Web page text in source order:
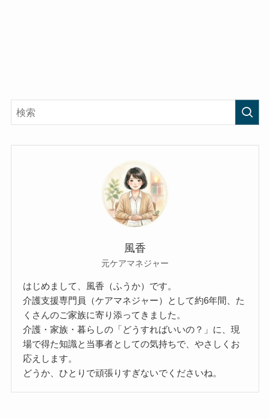
風香
元ケアマネジャー
はじめまして、風香（ふうか）です。
介護支援専門員（ケアマネジャー）として約6年間、た
くさんのご家族に寄り添ってきました。
介護・家族・暮らしの「どうすればいいの？」に、現
場で得た知識と当事者としての気持ちで、やさしくお
応えします。
どうか、ひとりで頑張りすぎないでくださいね。